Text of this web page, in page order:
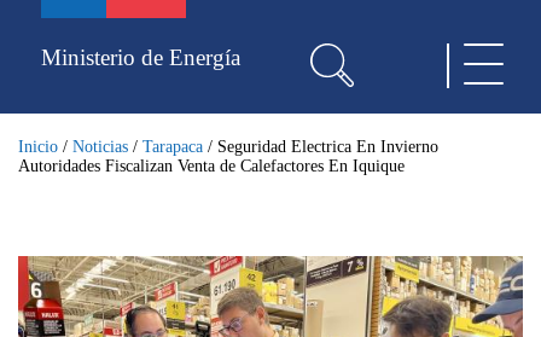
contenidoMinisterio de Energía
Inicio / Noticias / Tarapaca / Seguridad Electrica En Invierno
Autoridades Fiscalizan Venta de Calefactores En Iquique